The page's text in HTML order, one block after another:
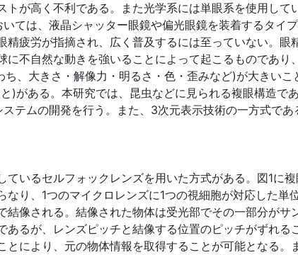
が高く不利である。また光学系には単眼系を使用して
ては、液晶シャッター眼鏡や偏光眼鏡を装着するタイ
疲労が指摘され、広く普及するには至っていない。眼
不自然な動きを強いることによって起こるものであり
、大きさ・解像力・明るさ・色・歪みなど)が大きい
)がある。本研究では、昆虫などに見られる複眼構造で
テムの開発を行う。また、3次元表示技術の一方式であ
いるセルフォックレンズを用いた方式がある。図1に
り、1つのマイクロレンズに1つの視細胞が対応した単
像される。結像された物体は受光部でその一部分がサ
るが、レンズピッチと結像する位置のピッチがずれる
により、元の物体情報を取得することが可能となる。